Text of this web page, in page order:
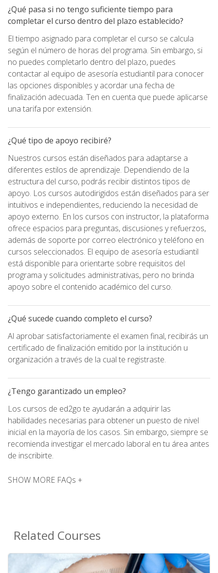
¿Qué pasa si no tengo suficiente tiempo para
completar el curso dentro del plazo establecido?
El tiempo asignado para completar el curso se calcula
según el número de horas del programa. Sin embargo, si
no puedes completarlo dentro del plazo, puedes
contactar al equipo de asesoría estudiantil para conocer
las opciones disponibles y acordar una fecha de
finalización adecuada. Ten en cuenta que puede aplicarse
una tarifa por extensión.
¿Qué tipo de apoyo recibiré?
Nuestros cursos están diseñados para adaptarse a
diferentes estilos de aprendizaje. Dependiendo de la
estructura del curso, podrás recibir distintos tipos de
apoyo. Los cursos autodirigidos están diseñados para ser
intuitivos e independientes, reduciendo la necesidad de
apoyo externo. En los cursos con instructor, la plataforma
ofrece espacios para preguntas, discusiones y refuerzos,
además de soporte por correo electrónico y teléfono en
cursos seleccionados. El equipo de asesoría estudiantil
está disponible para orientarte sobre requisitos del
programa y solicitudes administrativas, pero no brinda
apoyo sobre el contenido académico del curso.
¿Qué sucede cuando completo el curso?
Al aprobar satisfactoriamente el examen final, recibirás un
certificado de finalización emitido por la institución u
organización a través de la cual te registraste.
¿Tengo garantizado un empleo?
Los cursos de ed2go te ayudarán a adquirir las
habilidades necesarias para obtener un puesto de nivel
inicial en la mayoría de los casos. Sin embargo, siempre se
recomienda investigar el mercado laboral en tu área antes
de inscribirte.
SHOW MORE FAQs +
Related Courses